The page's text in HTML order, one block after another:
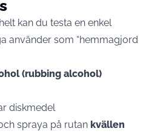
kan du testa en enkel
använder som “hemmagjord
(rubbing alcohol)
diskmedel
spraya på rutan kvällen